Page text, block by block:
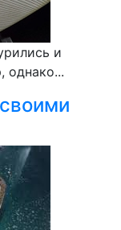
и
однако...